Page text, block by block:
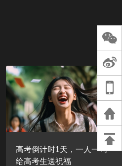
谈过去 谈谈未来
天桥艺术中心一
演出，国际项目
重庆一高校学生
死，官方通报：
刑案，网传遗体
等信息不实
高考倒计时1天，一人一句
给高考生送祝福